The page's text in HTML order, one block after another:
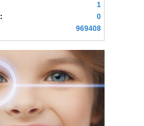
1
0
969408